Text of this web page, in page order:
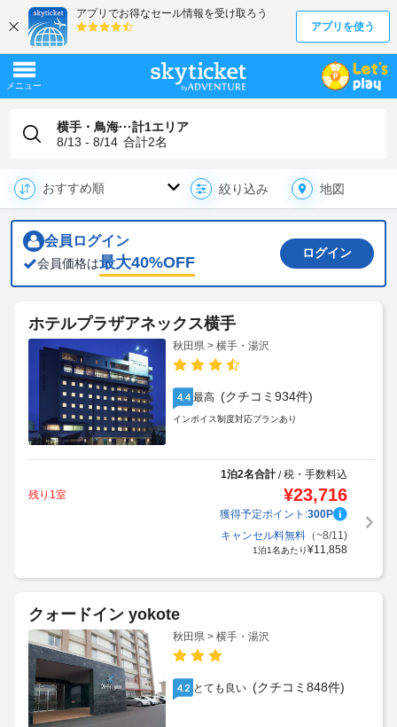
横手・鳥海···計1エリア
8/13 - 8/14 合計2名
絞り込み 地図
会員ログイン
会員価格は最大40%OFF
ログイン
ホテルプラザアネックス横手
秋田県 > 横手・湯沢
4.4 最高 (クチコミ934件)
インボイス制度対応プランあり
1泊2名合計/税・手数料込
残り1室
¥23,716
獲得予定ポイント:300P
キャンセル料無料（~8/11)
1泊1名あたり¥11,858
クォードイン yokote
秋田県 > 横手・湯沢
4.2 とても良い (クチコミ848件)